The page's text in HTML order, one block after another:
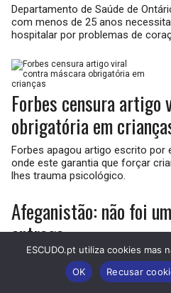
Departamento de Saúde de
com menos de 25 anos
hospitalar por problemas de
Forbes censura
obrigatória em
Forbes apagou artigo escrito por
onde este garantia que forçar
lhes trauma psicológico.
Afeganistão: não foi
entrega
“Por que motivo Biden faz algo
chineses em primeiro lugar?
Portugueses começarem a
ESCUDO.pt utiliza cookies mas
OK
Recusar